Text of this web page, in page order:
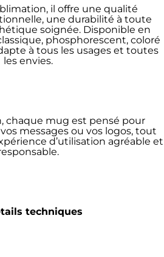
il offre une qualité
une durabilité à toute
soignée. Disponible en
phosphorescent, coloré
à tous les usages et toutes
les envies.
chaque mug est pensé pour
messages ou vos logos, tout
d’utilisation agréable et
techniques